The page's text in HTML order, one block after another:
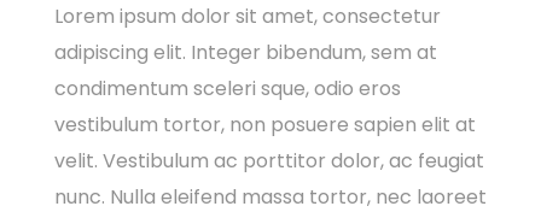
Lorem ipsum dolor sit amet, consectetur
adipiscing elit. Integer bibendum, sem at
condimentum sceleri sque, odio eros
vestibulum tortor, non posuere sapien elit at
velit. Vestibulum ac porttitor dolor, ac feugiat
nunc. Nulla eleifend massa tortor, nec laoreet